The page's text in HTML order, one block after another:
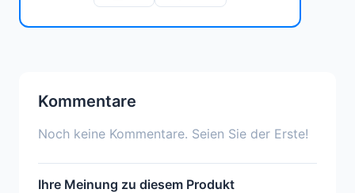
Kommentare
Noch keine Kommentare. Seien Sie der Erste!
Ihre Meinung zu diesem Produkt